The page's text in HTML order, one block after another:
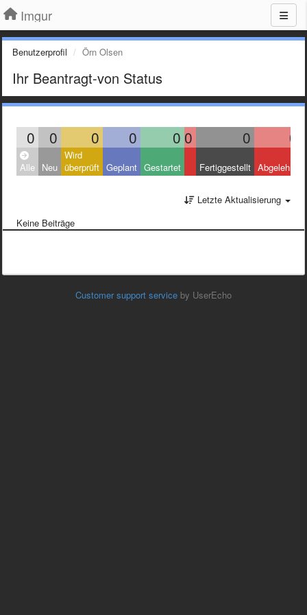
Imgur
Benutzerprofil Örn Olsen
Ihr Beantragt-von Status
0 0 0 0 0 0 0 0
Alle Neu
Wird
überprüft Geplant Gestartet Fertiggestellt Abgelehnt
Letzte Aktualisierung
Keine Beiträge
Customer support service by UserEcho